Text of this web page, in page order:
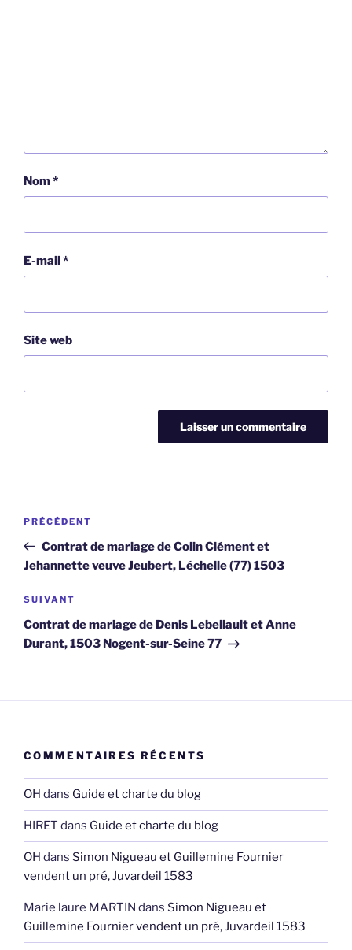
Nom*
E-mail*
Site web
Navigation
l’article
Article
précédent
PRÉCÉDENT
Contrat de mariage de Colin Clément et
Jehannette veuve Jeubert, Léchelle (77) 1503
Article
suivant
SUIVANT
Contrat de mariage de Denis Lebellault et Anne
Durant, 1503 Nogent-sur-Seine 77
COMMENTAIRES RÉCENTS
OH dans Guide et charte du blog
HIRET dans Guide et charte du blog
OH dans Simon Nigueau et Guillemine Fournier
vendent un pré, Juvardeil 1583
Marie laure MARTIN dans Simon Nigueau et
Guillemine Fournier vendent un pré, Juvardeil 1583